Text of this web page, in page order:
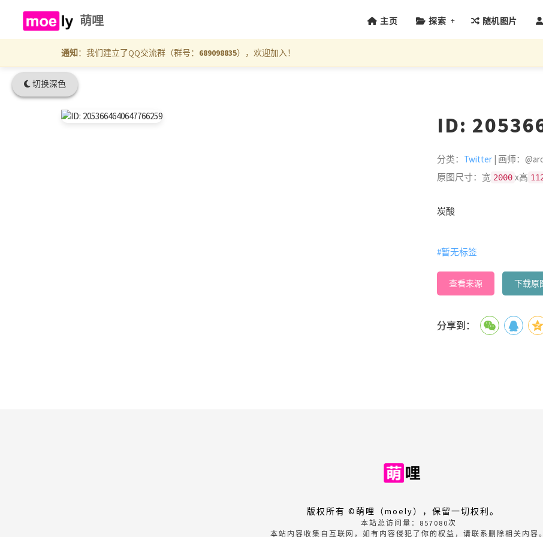
切换深色
萌哩 主页 探索 + 随机图片
通知：我们建立了QQ交流群（群号： 689098835），欢迎加入！
ID:
分类： Twitter | 画师：
原图尺寸：宽 2000 x高
炭酸
#暂无标签
查看来源 下载原
分享到：
版权所有 ©萌哩（moely），保留一切权利。
本站总访问量： 857080次
本站内容收集自互联网，如有内容侵犯了你的权益，请联系删除相关内容。